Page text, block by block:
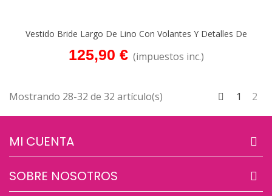
Vestido Bride Largo De Lino Con Volantes Y Detalles De
125,90 € (impuestos inc.)
Mostrando 28-32 de 32 artículo(s) Anterior
1 2
MI CUENTA
SOBRE NOSOTROS